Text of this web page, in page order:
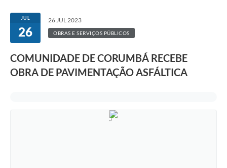
JUL
26
26 JUL 2023
OBRAS E SERVIÇOS PÚBLICOS
COMUNIDADE DE CORUMBÁ RECEBE
OBRA DE PAVIMENTAÇÃO ASFÁLTICA